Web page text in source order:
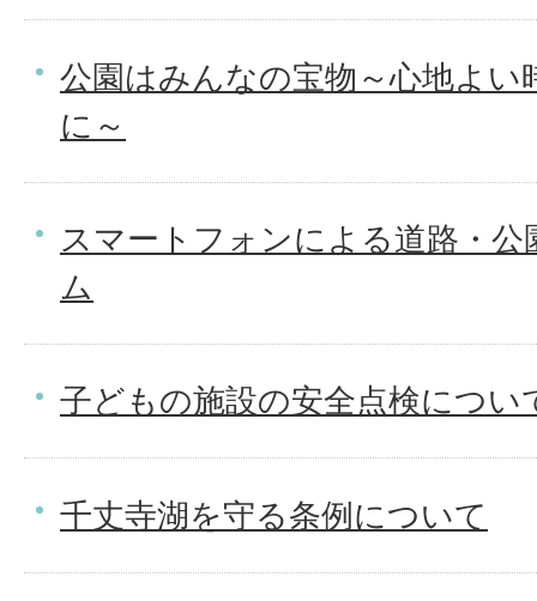
公園はみんなの宝物～心地よい
に～
スマートフォンによる道路・
ム
子どもの施設の安全点検につい
千丈寺湖を守る条例について